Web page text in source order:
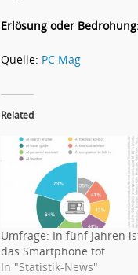
Erlösung oder
Quelle: PC Mag
Related
Umfrage: In fünf Jahren
das Smartphone tot
In "Statistik-News"